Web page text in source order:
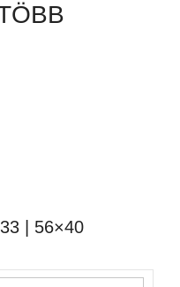
| 56×40